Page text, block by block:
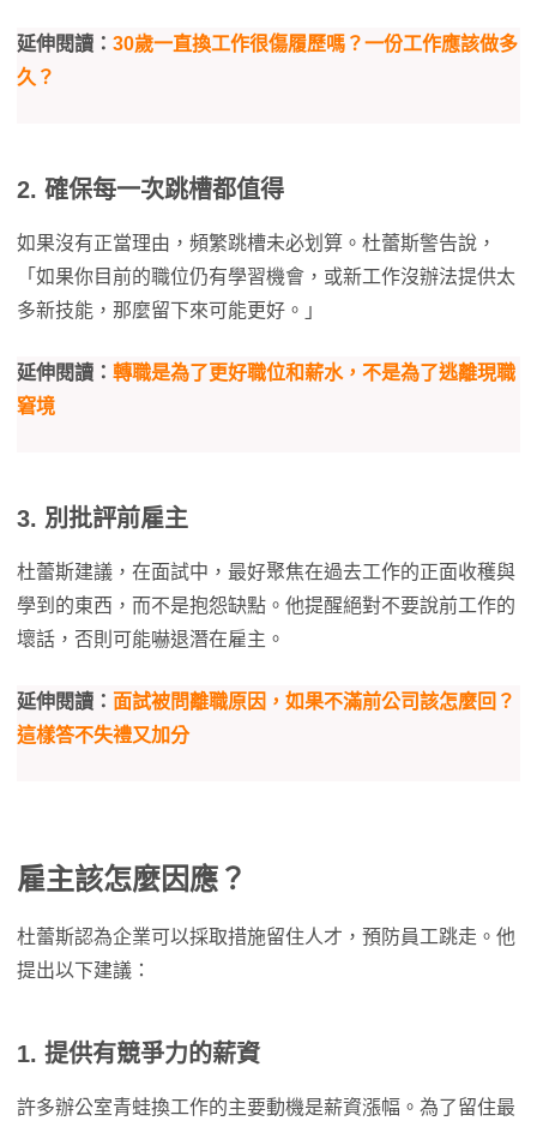
延伸閱讀： 30歲一直換工作很傷履歷嗎？一份工作應該做多
久？
2. 確保每一次跳槽都值得
如果沒有正當理由，頻繁跳槽未必划算。杜蕾斯警告說，
「如果你目前的職位仍有學習機會，或新工作沒辦法提供太
多新技能，那麼留下來可能更好。」
延伸閱讀： 轉職是為了更好職位和薪水，不是為了逃離現職
窘境
3. 別批評前雇主
杜蕾斯建議，在面試中，最好聚焦在過去工作的正面收穫與
學到的東西，而不是抱怨缺點。他提醒絕對不要說前工作的
壞話，否則可能嚇退潛在雇主。
延伸閱讀： 面試被問離職原因，如果不滿前公司該怎麼回？
這樣答不失禮又加分
雇主該怎麼因應？
杜蕾斯認為企業可以採取措施留住人才，預防員工跳走。他
提出以下建議：
1. 提供有競爭力的薪資
許多辦公室青蛙換工作的主要動機是薪資漲幅。為了留住最